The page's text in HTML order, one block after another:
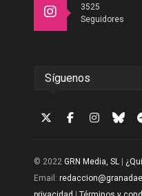
3525
Seguidores
Síguenos
© 2022 GRN Media, SL
Email: